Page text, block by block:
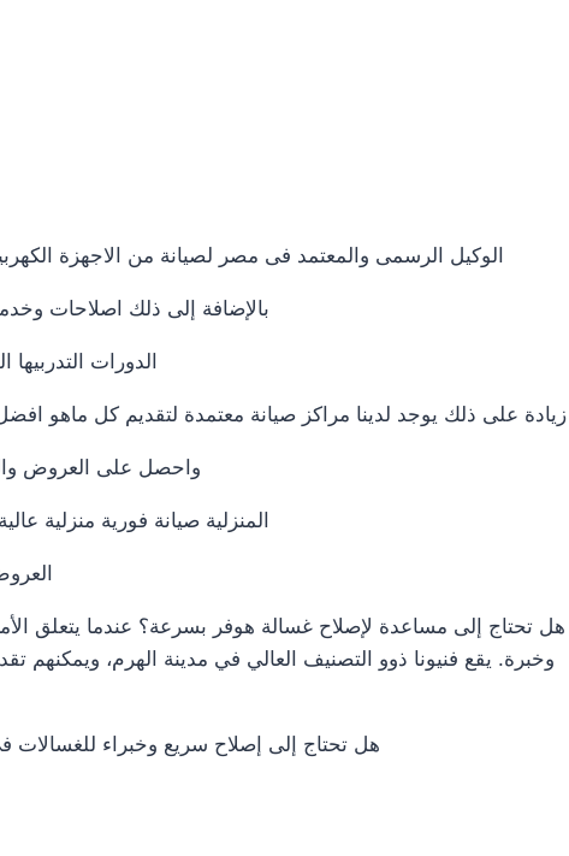
الوكيل الرسمى والمعتمد فى مصر لصيانة من الاجهزة
بالإضافة إلى ذلك اصلاحات
الدورات
زيادة على ذلك يوجد لدينا مراكز صيانة معتمدة لتقديم كل ماهو
واحصل على العروض
المنزلية صيانة فورية
هل تحتاج إلى مساعدة لإصلاح غسالة هوفر بسرعة؟ عندما يتعلق
وخبرة. يقع فنيونا ذوو التصنيف العالي في مدينة الهرم،
هل تحتاج إلى إصلاح سريع وخبراء